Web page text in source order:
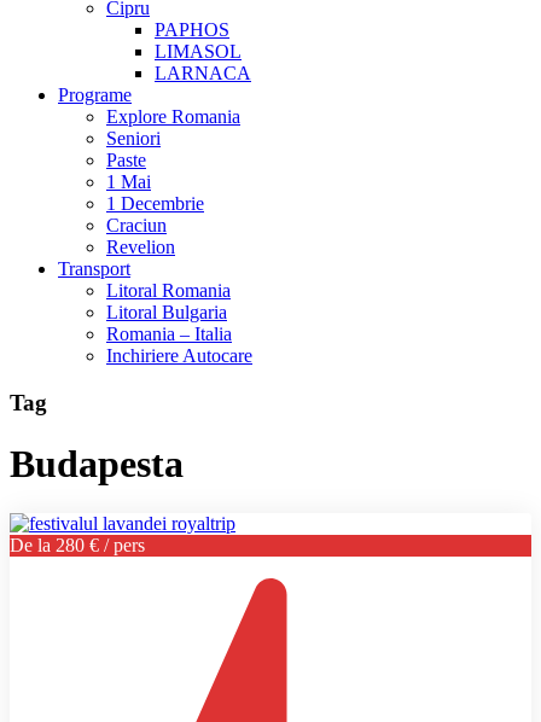
Cipru
PAPHOS
LIMASOL
LARNACA
Programe
Explore Romania
Seniori
Paste
1 Mai
1 Decembrie
Craciun
Revelion
Transport
Litoral Romania
Litoral Bulgaria
Romania – Italia
Inchiriere Autocare
Tag
Budapesta
De la 280 € / pers